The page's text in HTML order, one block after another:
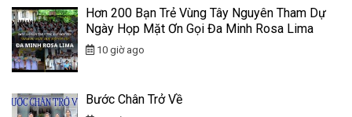
Hơn 200 Bạn Trẻ Vùng Tây Nguyên Tham Dự
Ngày Họp Mặt Ơn Gọi Đa Minh Rosa Lima
10 giờ ago
Bước Chân Trở Về